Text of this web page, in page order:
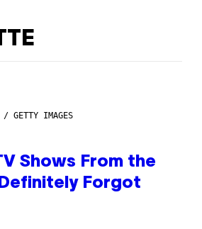
/ GETTY IMAGES
Shows From the
Forgot